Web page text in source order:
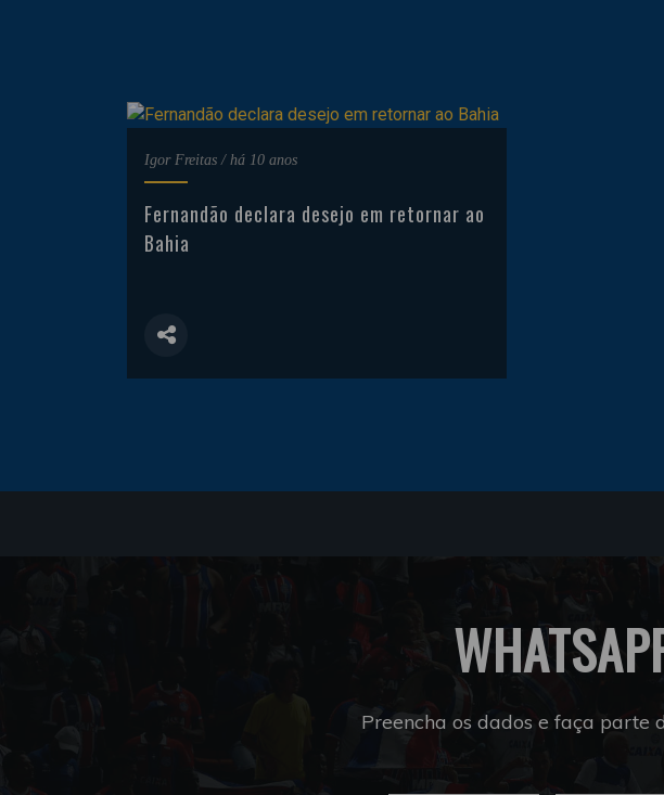
Igor Freitas / há 10 anos
Fernandão declara desejo em retornar ao
Bahia
Preencha os dados e faça parte